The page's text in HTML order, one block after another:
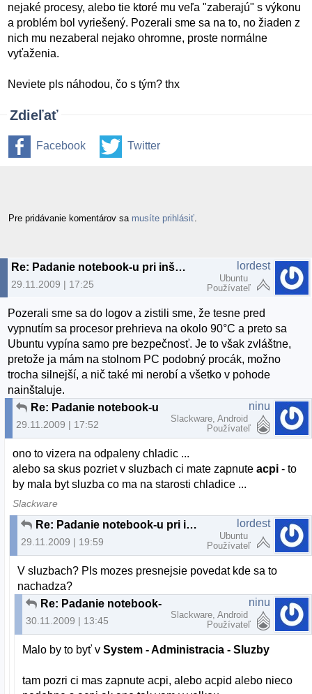
nejaké procesy, alebo tie ktoré mu veľa "zaberajú" s výkonu
a problém bol vyriešený. Pozerali sme sa na to, no žiaden z
nich mu nezaberal nejako ohromne, proste normálne
vyťaženia.
Neviete pls náhodou, čo s tým? thx
Zdieľať
Facebook Twitter
Pre pridávanie komentárov sa musíte prihlásiť
Re: Padanie notebook-u pri inštaláciach?
29.11.2009 | 17:25
lordest
Ubuntu
Používateľ
Pozerali sme sa do logov a zistili sme, že tesne pred
vypnutím sa procesor prehrieva na okolo 90°C a preto sa
Ubuntu vypína samo pre bezpečnosť. Je to však zvláštne,
pretože ja mám na stolnom PC podobný procák, možno
trocha silnejší, a nič také mi nerobí a všetko v pohode
nainštaluje.
29.11.2009 | 17:52
ninu
Slackware, Android
Používateľ
ono to vizera na odpaleny chladic ...
alebo sa skus pozriet v sluzbach ci mate zapnuteacpi - to
by mala byt sluzba co ma na starosti chladice ...
Slackware
Re: Padanie notebook-u pri inštaláciach?
29.11.2009 | 19:59
lordest
Ubuntu
Používateľ
V sluzbach? Pls mozes presnejsie povedat kde sa to
nachadza?
30.11.2009 | 13:45
ninu
Slackware, Android
Používateľ
Malo by to byť vSystem - Administracia - Sluzby
tam pozri ci mas zapnute acpi, alebo acpid alebo nieco